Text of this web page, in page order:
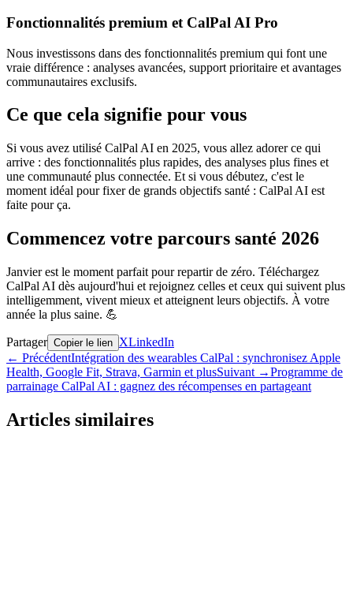
Fonctionnalités premium et CalPal AI Pro
Nous investissons dans des fonctionnalités premium qui font une
vraie différence : analyses avancées, support prioritaire et avantages
communautaires exclusifs.
Ce que cela signifie pour vous
Si vous avez utilisé CalPal AI en 2025, vous allez adorer ce qui
arrive : des fonctionnalités plus rapides, des analyses plus fines et
une communauté plus connectée. Et si vous débutez, c'est le
moment idéal pour fixer de grands objectifs santé : CalPal AI est
faite pour ça.
Commencez votre parcours santé 2026
Janvier est le moment parfait pour repartir de zéro. Téléchargez
CalPal AI dès aujourd'hui et rejoignez celles et ceux qui suivent plus
intelligemment, vivent mieux et atteignent leurs objectifs. À votre
année la plus saine. 💪
Partager Copier le lien XLinkedIn
← PrécédentIntégration des wearables CalPal : synchronisez Apple
Health, Google Fit, Strava, Garmin et plusSuivant →Programme de
parrainage CalPal AI : gagnez des récompenses en partageant
Articles similaires